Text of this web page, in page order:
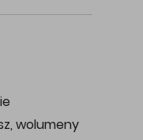
wolumeny